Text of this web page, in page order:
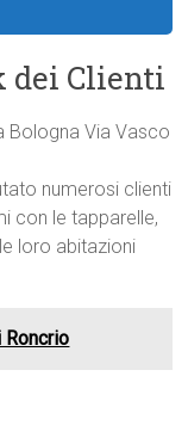
dei Clienti
Bologna Via Vasco
numerosi clienti
con le tapparelle,
loro abitazioni
Roncrio